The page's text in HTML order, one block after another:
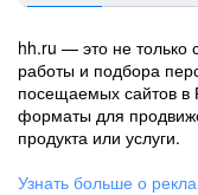
hh.ru — это не только
работы и подбора
посещаемых сайтов в
форматы для
продукта или услуги.
Узнать больше о